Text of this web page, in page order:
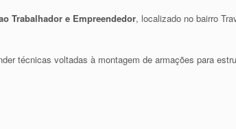
Trabalhador e Empreendedor, localizado no bairro
técnicas voltadas à montagem de armações para